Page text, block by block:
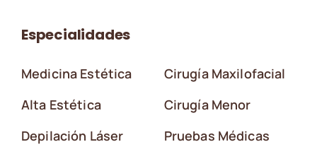
Especialidades
Medicina Estética
Alta Estética
Depilación Láser
Cirugía Maxilofacial
Cirugía Menor
Pruebas Médicas